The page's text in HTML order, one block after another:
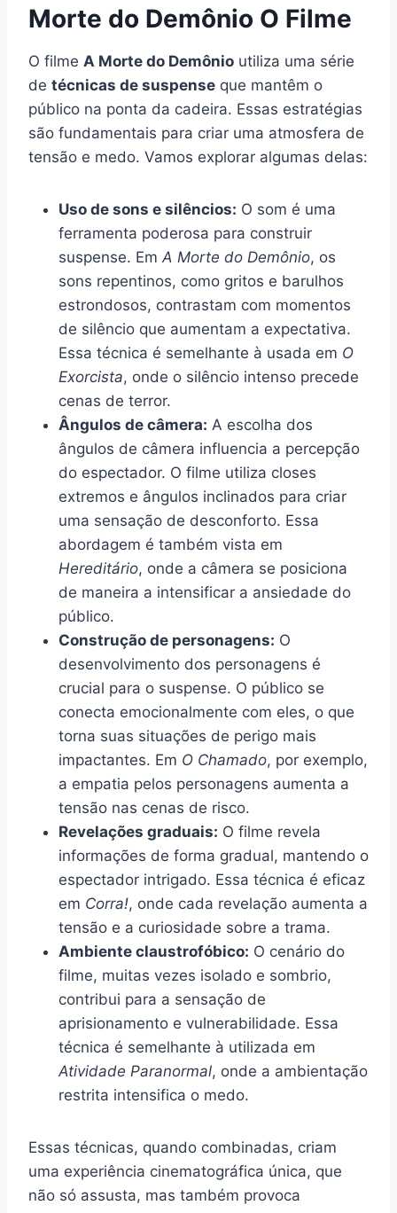
Morte do Demônio O Filme
O filme A Morte do Demônio utiliza uma série
de técnicas de suspense que mantêm o
público na ponta da cadeira. Essas estratégias
são fundamentais para criar uma atmosfera de
tensão e medo. Vamos explorar algumas delas:
Uso de sons e silêncios: O som é uma
ferramenta poderosa para construir
suspense. Em A Morte do Demônio, os
sons repentinos, como gritos e barulhos
estrondosos, contrastam com momentos
de silêncio que aumentam a expectativa.
Essa técnica é semelhante à usada em O
Exorcista, onde o silêncio intenso precede
cenas de terror.
Ângulos de câmera: A escolha dos
ângulos de câmera influencia a percepção
do espectador. O filme utiliza closes
extremos e ângulos inclinados para criar
uma sensação de desconforto. Essa
abordagem é também vista em
Hereditário, onde a câmera se posiciona
de maneira a intensificar a ansiedade do
público.
Construção de personagens: O
desenvolvimento dos personagens é
crucial para o suspense. O público se
conecta emocionalmente com eles, o que
torna suas situações de perigo mais
impactantes. Em O Chamado, por exemplo,
a empatia pelos personagens aumenta a
tensão nas cenas de risco.
Revelações graduais: O filme revela
informações de forma gradual, mantendo o
espectador intrigado. Essa técnica é eficaz
em Corra!, onde cada revelação aumenta a
tensão e a curiosidade sobre a trama.
Ambiente claustrofóbico: O cenário do
filme, muitas vezes isolado e sombrio,
contribui para a sensação de
aprisionamento e vulnerabilidade. Essa
técnica é semelhante à utilizada em
Atividade Paranormal, onde a ambientação
restrita intensifica o medo.
Essas técnicas, quando combinadas, criam
uma experiência cinematográfica única, que
não só assusta, mas também provoca